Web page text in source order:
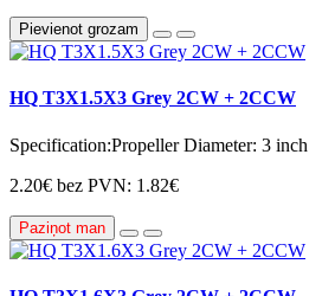
Pievienot grozam
HQ T3X1.5X3 Grey 2CW + 2CCW
Specification:Propeller Diameter: 3
2.20€ bez PVN: 1.82€
Paziņot man